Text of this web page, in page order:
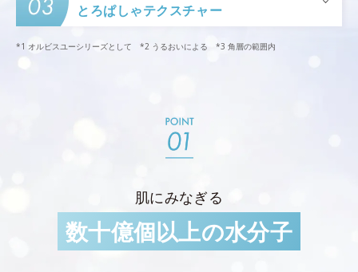
とろぱしゃテクスチャー
*1 オルビスユーシリーズとして *2 うるおいによる *3 角層の範囲内
肌にみなぎる
数十億個以上の水分子